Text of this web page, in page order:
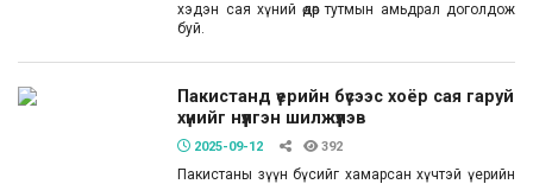
хэдэн сая хүний өдөр тутмын амьдрал доголдож
буй.
Пакистанд үерийн бүсээс хоёр сая гаруй
хүнийг нүүлгэн шилжүүлэв
2025-09-12 392
Пакистаны зүүн бүсийг хамарсан хүчтэй үерийн